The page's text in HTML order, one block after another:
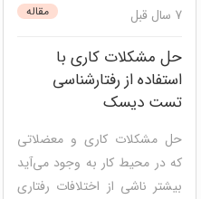
مقاله 7 سال قبل
حل مشکلات کاری با
استفاده از رفتارشناسی
تست دیسک
حل مشکلات کاری و معضلاتی
که در محیط کار به وجود می‌آید
بیشتر ناشی از اختلافات رفتاری